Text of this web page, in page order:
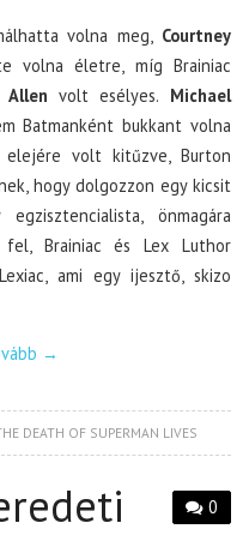
volna meg,Courtney
volna életre, míg Brainiac
Allen volt esélyes. Michael
Batmanként bukkant volna
volt kitűzve, Burton
hogy dolgozzon egy kicsit
önmagára
Brainiac és Lex Luthor
ami egy ijesztő, skizo
→
DEATH OF SUPERMAN LIVES
0